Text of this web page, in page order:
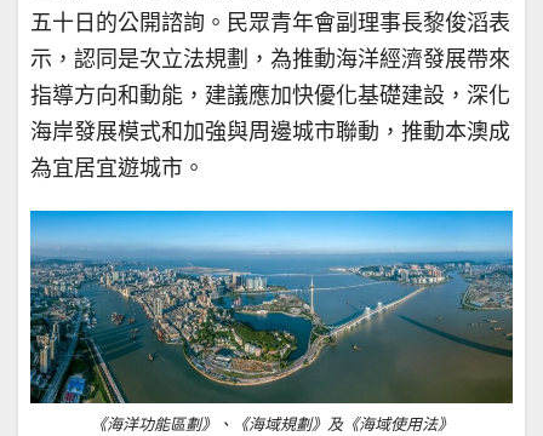
五十日的公開諮詢。民眾青年會副理事長黎俊滔表
示，認同是次立法規劃，為推動海洋經濟發展帶來
指導方向和動能，建議應加快優化基礎建設，深化
海岸發展模式和加強與周邊城市聯動，推動本澳成
為宜居宜遊城市。
《海洋功能區劃》、《海域規劃》及《海域使用法》